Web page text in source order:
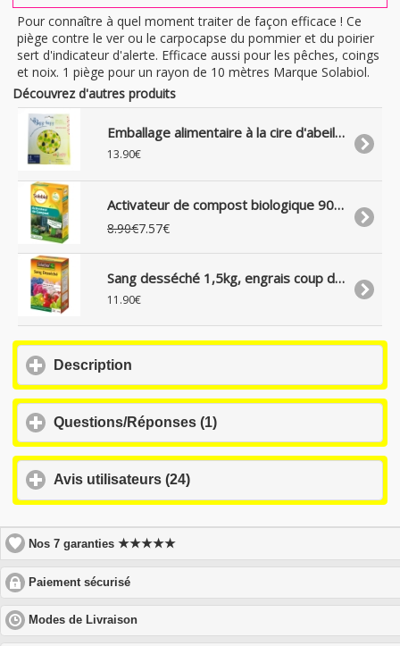
Pour connaître à quel moment traiter de façon efficace ! Ce
piège contre le ver ou le carpocapse du pommier et du poirier
sert d'indicateur d'alerte. Efficace aussi pour les pêches, coings
et noix. 1 piège pour un rayon de 10 mètres Marque Solabiol.
Découvrez d'autres produits
Emballage alimentaire à la cire d'abeille bio réutilisable 50x60cm, Pommes
13.90€
Activateur de compost biologique 900g, Solabiol
8.90€7.57€
Sang desséché 1,5kg, engrais coup de fouet, agrée bio, Solabiol
11.90€
Description
expand
contents
Questions/Réponses (1)
to
expand
Avis utilisateurs (24)
contents
Nos 7 garanties★★★★★
Paiement sécurisé
to
expand
Modes de Livraison
to